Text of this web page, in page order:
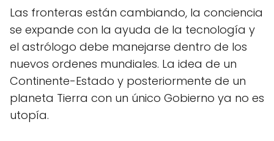
Las fronteras están cambiando, la conciencia
se expande con la ayuda de la tecnología y
el astrólogo debe manejarse dentro de los
nuevos ordenes mundiales. La idea de un
Continente-Estado y posteriormente de un
planeta Tierra con un único Gobierno ya no es
utopía.